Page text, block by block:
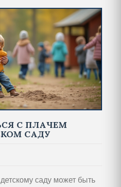
с которыми можно
Узнайте, как выбрать
процесс обучения
С ПЛАЧЕМ
САДУ
саду может быть